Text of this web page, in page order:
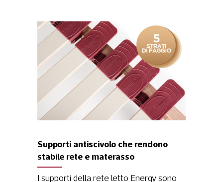
Supporti antiscivolo che rendono
stabile rete e materasso
I supporti della rete letto Energy sono